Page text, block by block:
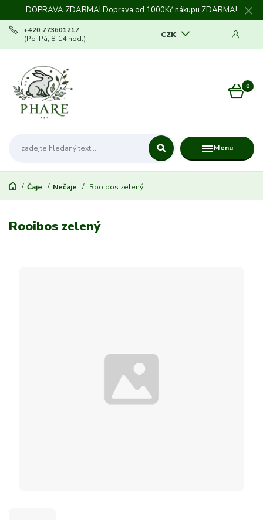
DOPRAVA ZDARMA! Doprava od 1000Kč nákupu ZDARMA!
Menu
CZK
+420 773601217
(Po-Pá, 8-14 hod.)
0
Čaje Nečaje Rooibos zelený
Rooibos zelený